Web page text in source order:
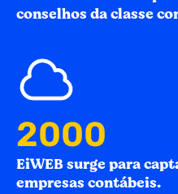
conselhos da classe
2010
EiWEB surge para
empresas contábeis.